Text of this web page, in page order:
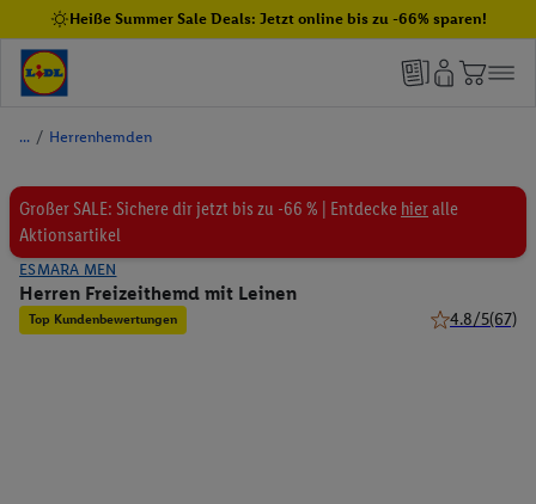
Heiße Summer Sale Deals: Jetzt online bis zu -66% sparen!
/ Herrenhemden
Großer SALE: Sichere dir jetzt bis zu -66 % | Entdecke hieralle
Aktionsartikel
ESMARA MEN
Herren Freizeithemd mit Leinen
Top Kundenbewertungen 4.8/5(67)